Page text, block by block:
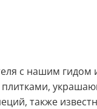
с нашим гидом
также